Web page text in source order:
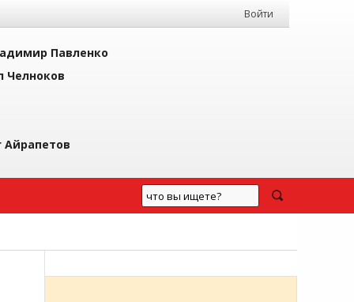
Войти
Павленко
Челноков
Айрапетов